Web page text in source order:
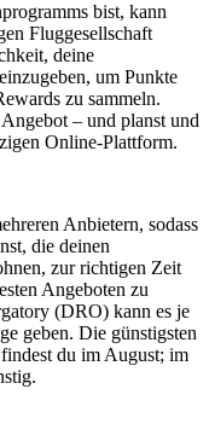
bist, kann
Fluggesellschaft
deine
um Punkte
zu sammeln.
– und planst und
Online-Plattform.
Anbietern, sodass
die deinen
zur richtigen Zeit
Angeboten zu
(DRO) kann es je
geben. Die günstigsten
du im August; im